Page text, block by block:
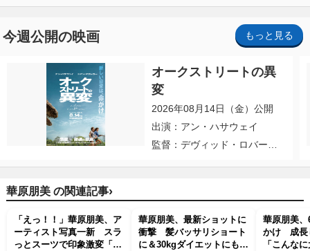
今週公開の映画 もっと見る
オークストリートの異
変
2026年08月14日（金）公開
出演：アン・ハサウェイ
監督：デヴィッド・ロバー
華原朋美 の関連記事›
「えっ！！」華原朋美、ア
ーティスト写真一新 スラ
っとスーツで印象激変「ヤ
華原朋美、最新ショットに
衝撃 髪バッサリショート
に＆30kgダイエットにも成
華原朋美
かけ 成長
「こんな